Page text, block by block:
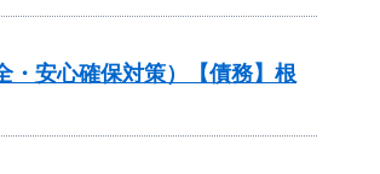
安心確保対策）【債務】根